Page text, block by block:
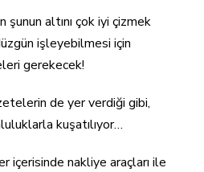
altını çok iyi çizmek
işleyebilmesi için
gerekecek!
de yer verdiği gibi,
kuşatılıyor…
içerisinde nakliye araçları ile